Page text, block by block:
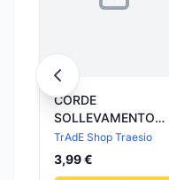
CORDE
SOLLEVAMENTO
CINGHIE TRASLOCO
TRASLOCHI MOBILI
CORDA SOLLEVA
TrAdE Shop Traesio
3,99 €